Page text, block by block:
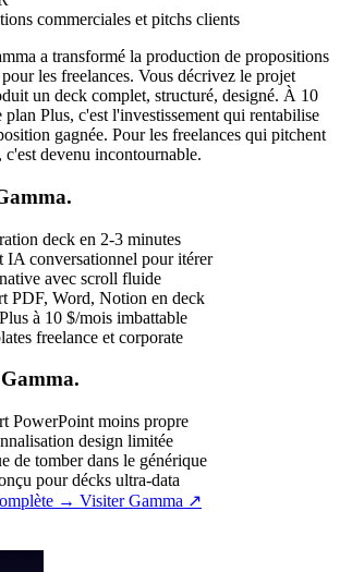
commerciales et pitchs clients
a transformé la production de propositions
les freelances. Vous décrivez le projet
un deck complet, structuré, designé. À 10
Plus, c'est l'investissement qui rentabilise
gagnée. Pour les freelances qui pitchent
c'est devenu incontournable.
deck en 2-3 minutes
IA conversationnel pour itérer
avec scroll fluide
PDF, Word, Notion en deck
à 10 $/mois imbattable
freelance et corporate
PowerPoint moins propre
design limitée
de tomber dans le générique
pour décks ultra-data
→ Visiter Gamma ↗